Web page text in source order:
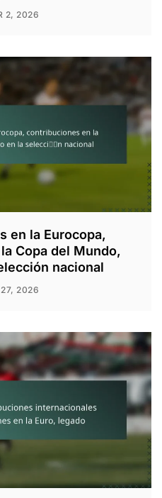
2, 2026
en la Eurocopa,
Copa del Mundo,
nacional
27, 2026